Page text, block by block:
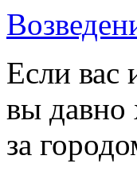
Если вас
вы давно
за